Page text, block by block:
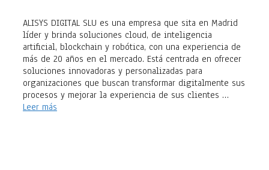
ALISYS DIGITAL SLU es una empresa que sita en Madrid
líder y brinda soluciones cloud, de inteligencia
artificial, blockchain y robótica, con una experiencia de
más de 20 años en el mercado. Está centrada en ofrecer
soluciones innovadoras y personalizadas para
organizaciones que buscan transformar digitalmente sus
procesos y mejorar la experiencia de sus clientes …
Leer más